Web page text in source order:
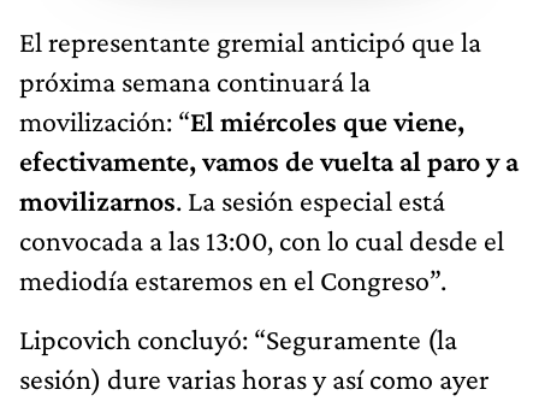
El representante gremial anticipó que la
próxima semana continuará la
movilización: “El miércoles que viene,
efectivamente, vamos de vuelta al paro y a
movilizarnos. La sesión especial está
convocada a las 13:00, con lo cual desde el
mediodía estaremos en el Congreso”.
Lipcovich concluyó: “Seguramente (la
sesión) dure varias horas y así como ayer